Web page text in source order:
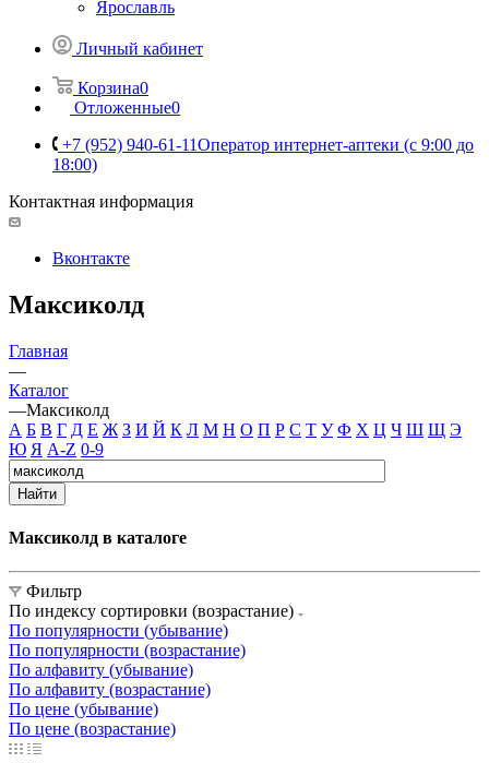
Ярославль
Личный кабинет
Корзина0
Отложенные0
+7 (952) 940-61-11Оператор интернет-аптеки (с 9:00 до
18:00)
Контактная информация
Вконтакте
Максиколд
Главная
—
Каталог
—Максиколд
А Б В Г Д Е Ж З И Й К Л М Н О П Р С Т У Ф Х Ц Ч Ш Щ Э
Ю Я A-Z 0-9
Найти
Максиколд в каталоге
Фильтр
По индексу сортировки (возрастание)
По популярности (убывание)
По популярности (возрастание)
По алфавиту (убывание)
По алфавиту (возрастание)
По цене (убывание)
По цене (возрастание)